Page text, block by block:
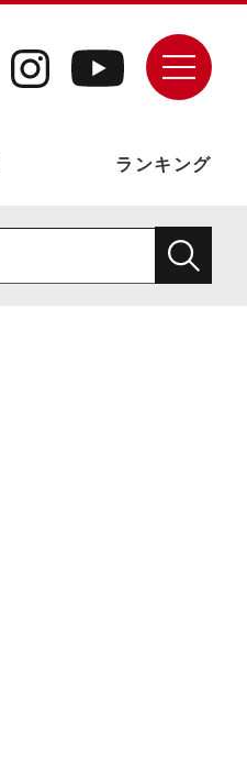
ランキング